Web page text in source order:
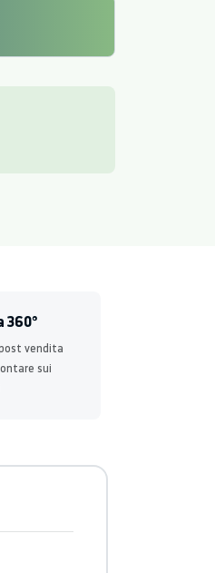
360°
vendita
sui